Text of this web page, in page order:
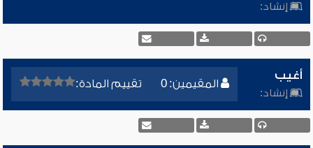
إنشاد:
المقيمين: 0 تقييم المادة:
أغيب
إنشاد: